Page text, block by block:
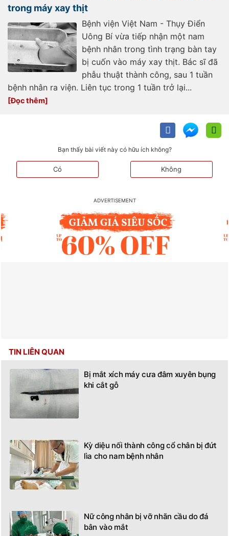
trong máy xay thịt
Bệnh viện Việt Nam - Thụy Điển
Uông Bí vừa tiếp nhận một nam
bệnh nhân trong tình trạng bàn tay
bị cuốn vào máy xay thịt. Bác sĩ đã
phẫu thuật thành công, sau 1 tuần
bệnh nhân ra viện. Liên tục trong 1 tuần trở lại...
Bạn thấy bài viết này có hữu ích không?
Có Không
TIN LIÊN QUAN
Bị mắt xích máy cưa đâm xuyên bụng
khi cắt gỗ
Kỳ diệu nối thành công cổ chân bị đứt
lìa cho nam bệnh nhân
Nữ công nhân bị vỡ nhãn cầu do đá
bân vào mắt